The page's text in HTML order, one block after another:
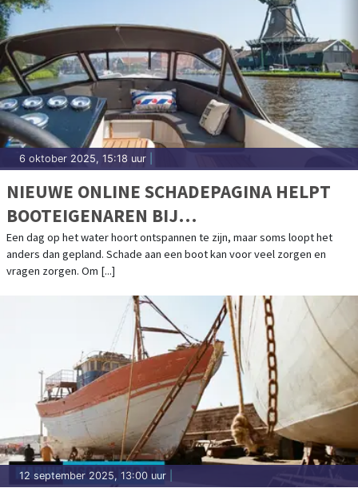
6 oktober 2025, 15:18 uur
NIEUWE ONLINE SCHADEPAGINA HELPT
BOOTEIGENAREN BIJ
SCHADEAFHANDELING
Een dag op het water hoort ontspannen te zijn, maar soms loopt het
anders dan gepland. Schade aan een boot kan voor veel zorgen en
vragen zorgen. Om [...]
12 september 2025, 13:00 uur